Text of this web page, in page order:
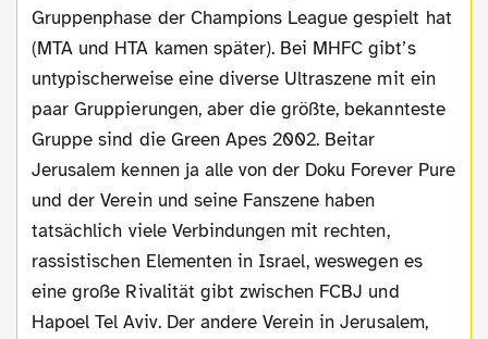
Gruppenphase der Champions League gespielt hat
(MTA und HTA kamen später). Bei MHFC gibt’s
untypischerweise eine diverse Ultraszene mit ein
paar Gruppierungen, aber die größte, bekannteste
Gruppe sind die Green Apes 2002. Beitar
Jerusalem kennen ja alle von der Doku Forever Pure
und der Verein und seine Fanszene haben
tatsächlich viele Verbindungen mit rechten,
rassistischen Elementen in Israel, weswegen es
eine große Rivalität gibt zwischen FCBJ und
Hapoel Tel Aviv. Der andere Verein in Jerusalem,